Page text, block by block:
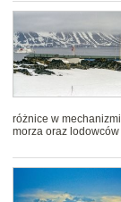
różnice w
morza oraz